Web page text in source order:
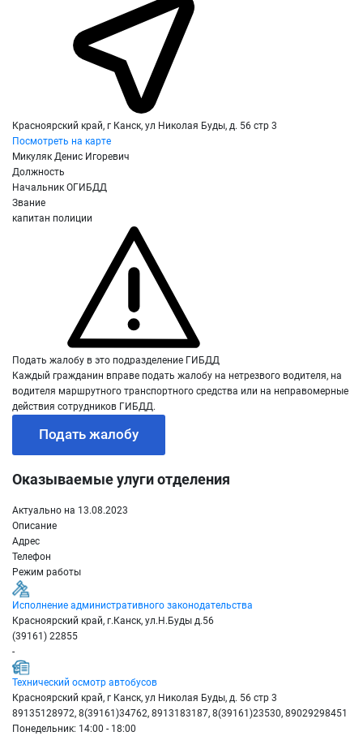
Красноярский край, г Канск, ул Николая Буды, д. 56 стр 3
Посмотреть на карте
Микуляк Денис Игоревич
Должность
Начальник ОГИБДД
Звание
капитан полиции
Подать жалобу в это подразделение ГИБДД
Каждый гражданин вправе подать жалобу на нетрезвого водителя, на
водителя маршрутного транспортного средства или на неправомерные
действия сотрудников ГИБДД.
Подать жалобу
Оказываемые улуги отделения
Актуально на 13.08.2023
Описание
Адрес
Телефон
Режим работы
Исполнение административного законодательства
Красноярский край, г.Канск, ул.Н.Буды д.56
(39161) 22855
-
Технический осмотр автобусов
Красноярский край, г Канск, ул Николая Буды, д. 56 стр 3
89135128972, 8(39161)34762, 8913183187, 8(39161)23530, 89029298451
Понедельник: 14:00 - 18:00